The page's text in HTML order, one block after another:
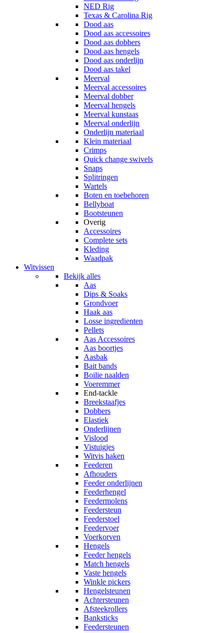
NED Rig
Texas & Carolina Rig
Dood aas
Dood aas accessoires
Dood aas dobbers
Dood aas hengels
Dood aas onderlijn
Dood aas takel
Meerval
Meerval accessoires
Meerval dobber
Meerval hengels
Meerval kunstaas
Meerval onderlijn
Onderlijn materiaal
Klein materiaal
Crimps
Quick change swivels
Snaps
Splitringen
Wartels
Boten en toebehoren
Bellyboat
Bootsteunen
Overig
Accessoires
Complete sets
Kleding
Waadpak
Witvissen
Bekijk alles
Aas
Dips & Soaks
Grondvoer
Haak aas
Losse ingredienten
Pellets
Aas Accessoires
Aas boortjes
Aasbak
Bait bands
Boilie naalden
Voeremmer
End-tackle
Breekstaafjes
Dobbers
Elastiek
Onderlijnen
Vislood
Vistuigjes
Witvis haken
Feederen
Afhouders
Feeder onderlijnen
Feederhengel
Feedermolens
Feedersteun
Feederstoel
Feedervoer
Voerkorven
Hengels
Feeder hengels
Match hengels
Vaste hengels
Winkle pickers
Hengelsteunen
Achtersteunen
Afsteekrollers
Banksticks
Feedersteunen